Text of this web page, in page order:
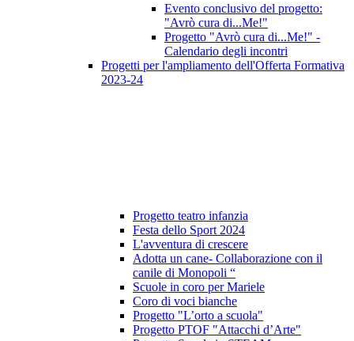
Evento conclusivo del progetto:
"Avrò cura di...Me!"
Progetto "Avrò cura di...Me!" -
Calendario degli incontri
Progetti per l'ampliamento dell'Offerta Formativa
2023-24
Progetto teatro infanzia
Festa dello Sport 2024
L'avventura di crescere
Adotta un cane- Collaborazione con il
canile di Monopoli “
Scuole in coro per Mariele
Coro di voci bianche
Progetto "L’orto a scuola"
Progetto PTOF "Attacchi d’Arte"